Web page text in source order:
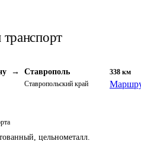
→ Ставрополь
Ставропольский край
338 км
цельнометалл.